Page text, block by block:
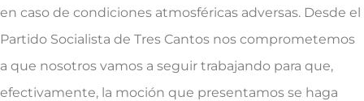
en caso de condiciones atmosféricas adversas. Desde el
Partido Socialista de Tres Cantos nos comprometemos
a que nosotros vamos a seguir trabajando para que,
efectivamente, la moción que presentamos se haga